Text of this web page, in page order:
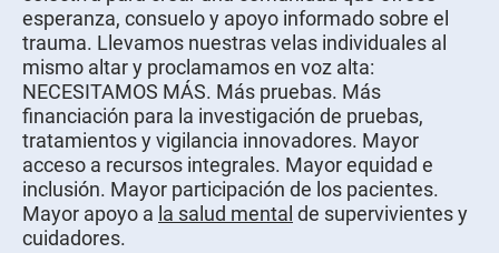
esperanza, consuelo y apoyo informado sobre el
trauma. Llevamos nuestras velas individuales al
mismo altar y proclamamos en voz alta:
NECESITAMOS MÁS. Más pruebas. Más
financiación para la investigación de pruebas,
tratamientos y vigilancia innovadores. Mayor
acceso a recursos integrales. Mayor equidad e
inclusión. Mayor participación de los pacientes.
Mayor apoyo a la salud mental de supervivientes y
cuidadores.